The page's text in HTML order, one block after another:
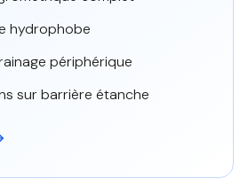
hydrophobe
périphérique
sur barrière étanche